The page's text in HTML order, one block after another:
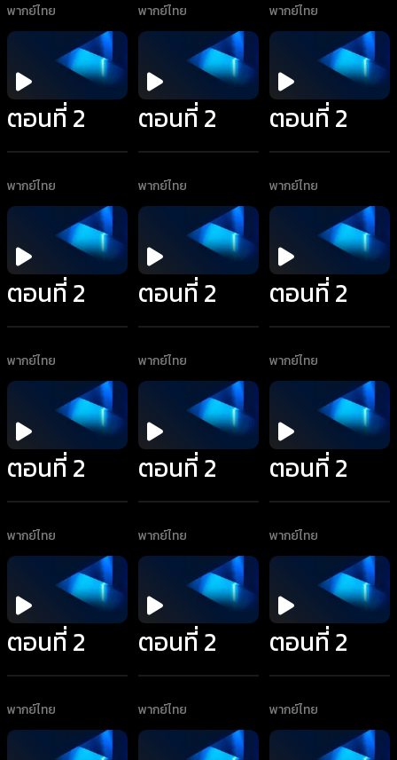
พากย์ไทย พากย์ไทย พากย์ไทย
ตอนที่ 2
พากย์ไทย
ตอนที่ 2
พากย์ไทย
ตอนที่ 2
พากย์ไทย
ตอนที่ 2
พากย์ไทย
ตอนที่ 2
พากย์ไทย
ตอนที่ 2
พากย์ไทย
ตอนที่ 2
พากย์ไทย
ตอนที่ 2
พากย์ไทย
ตอนที่ 2
พากย์ไทย
ตอนที่ 2
พากย์ไทย
ตอนที่ 2
พากย์ไทย
ตอนที่ 2
พากย์ไทย